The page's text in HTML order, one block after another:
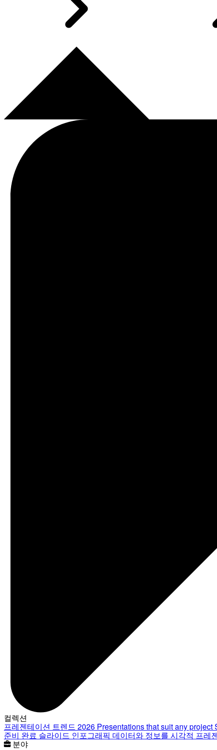
컬렉션
프레젠테이션 트렌드 2026 Presentations that suit any project
준비 완료 슬라이드 인포그래픽 데이터와 정보를 시각적 프레
분야